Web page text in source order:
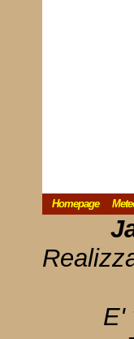
Homepage
E'